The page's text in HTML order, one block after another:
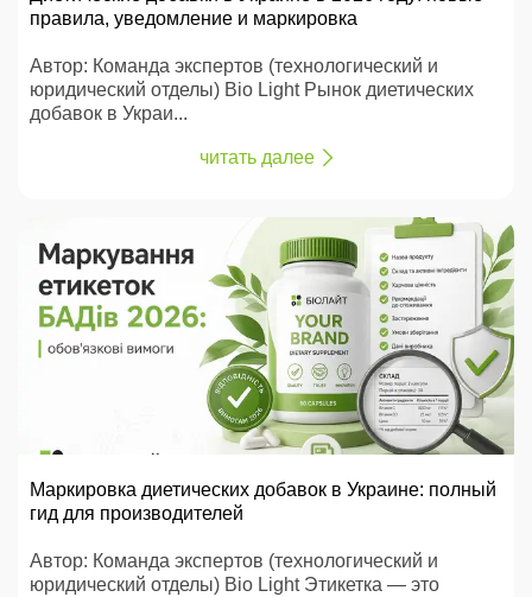
правила, уведомление и маркировка
Автор: Команда экспертов (технологический и
юридический отделы) Bio Light Рынок диетических
добавок в Украи...
читать далее
Маркировка диетических добавок в Украине: полный
гид для производителей
Автор: Команда экспертов (технологический и
юридический отделы) Bio Light Этикетка — это